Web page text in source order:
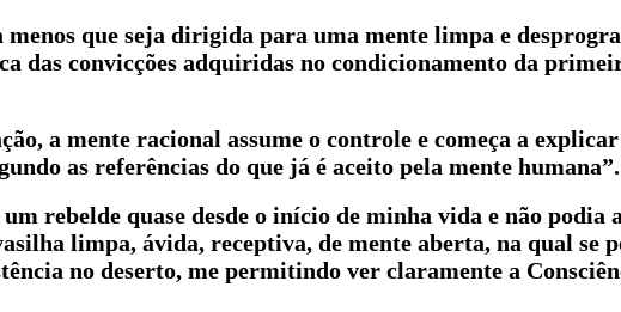
menos que seja dirigida para uma mente limpa e
das convicções adquiridas no condicionamento da
a mente racional assume o controle e começa a
as referências do que já é aceito pela mente humana”.
rebelde quase desde o início de minha vida e não podia
limpa, ávida, receptiva, de mente aberta, na qual se
no deserto, me permitindo ver claramente a